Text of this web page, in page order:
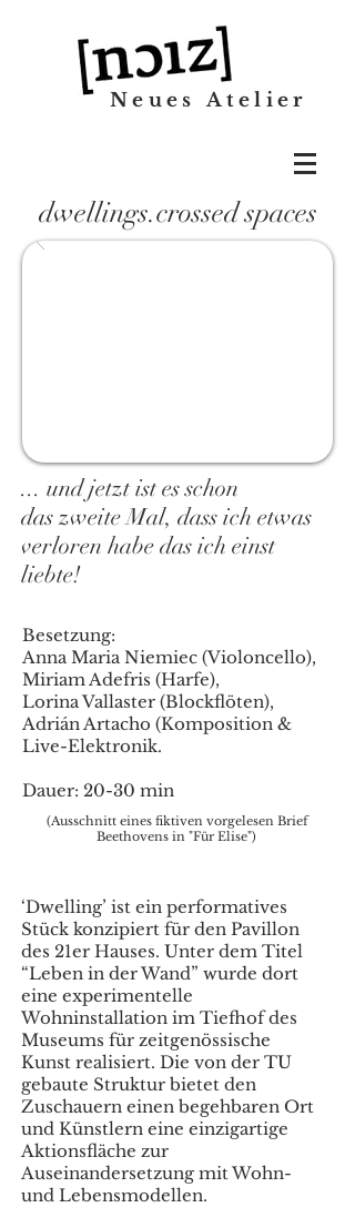
Neues Atelier
dwellings.crossed spaces
... und jetzt ist es schon
das zweite Mal, dass ich etwas
verloren habe das ich einst
liebte!
Besetzung:
Anna Maria Niemiec (Violoncello),
Miriam Adefris (Harfe),
Lorina Vallaster (Blockflöten),
Adrián Artacho (Komposition &
Live-Elektronik.
Dauer: 20-30 min
(Ausschnitt eines fiktiven vorgelesen Brief
Beethovens in "Für Elise")
‘Dwelling’ ist ein performatives
Stück konzipiert für den Pavillon
des 21er Hauses. Unter dem Titel
“Leben in der Wand” wurde dort
eine experimentelle
Wohninstallation im Tiefhof des
Museums für zeitgenössische
Kunst realisiert. Die von der TU
gebaute Struktur bietet den
Zuschauern einen begehbaren Ort
und Künstlern eine einzigartige
Aktionsfläche zur
Auseinandersetzung mit Wohn-
und Lebensmodellen.